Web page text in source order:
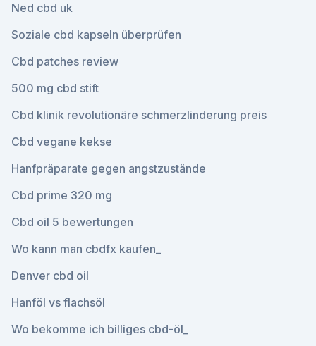
Ned cbd uk
Soziale cbd kapseln überprüfen
Cbd patches review
500 mg cbd stift
Cbd klinik revolutionäre schmerzlinderung preis
Cbd vegane kekse
Hanfpräparate gegen angstzustände
Cbd prime 320 mg
Cbd oil 5 bewertungen
Wo kann man cbdfx kaufen_
Denver cbd oil
Hanföl vs flachsöl
Wo bekomme ich billiges cbd-öl_